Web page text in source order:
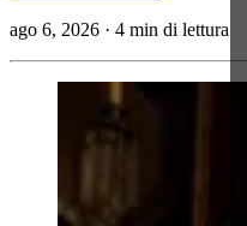
ago 6, 2026 · 4 min di lettura